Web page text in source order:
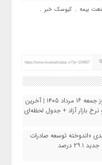
بیمه , کیوسک خبر ,
https://www.kioskekhabar.ir/?p=154907
قیمت طلا و سکه امروز جمعه ۱۶ مرداد ۱۴۰۵ | آخرین
بازار آزاد + جدول لحظه‌ای
۲۷.۷ درصدی «اندوخته توسعه صادرات
درصد